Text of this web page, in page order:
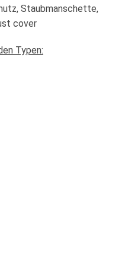
Staubmanschette,
cover
Typen: